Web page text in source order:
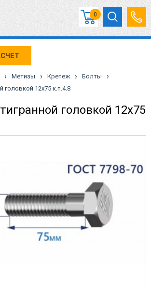
0
› Метизы › Крепеж › Болты ›
головкой 12х75 к.п.4.8
головкой 12х75